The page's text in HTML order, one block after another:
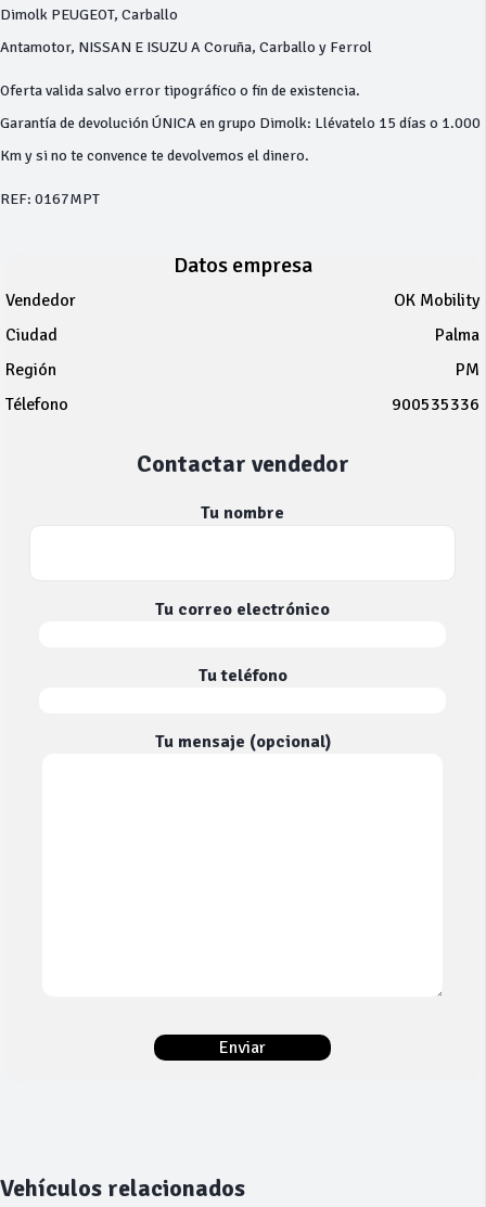
Dimolk PEUGEOT, Carballo
Antamotor, NISSAN E ISUZU A Coruña, Carballo y Ferrol
Oferta valida salvo error tipográfico o fin de existencia.
Garantía de devolución ÚNICA en grupo Dimolk: Llévatelo 15 días o 1.000
Km y si no te convence te devolvemos el dinero.
REF: 0167MPT
Datos empresa
Vendedor
OK Mobility
Ciudad
Palma
Región
PM
Télefono
900535336
Contactar vendedor
Tu nombre
Tu correo electrónico
Tu teléfono
Tu mensaje (opcional)
Vehículos relacionados